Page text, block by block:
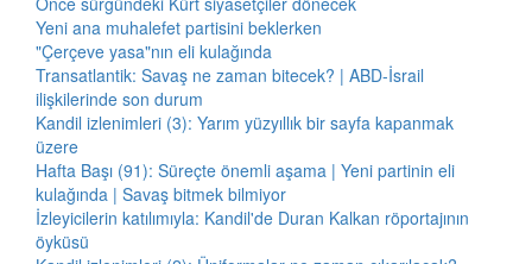
Yeni ana muhalefet partisini beklerken
"Çerçeve yasa"nın eli kulağında
Transatlantik: Savaş ne zaman bitecek? | ABD-İsrail
ilişkilerinde son durum
Kandil izlenimleri (3): Yarım yüzyıllık bir sayfa kapanmak
üzere
Hafta Başı (91): Süreçte önemli aşama | Yeni partinin eli
kulağında | Savaş bitmek bilmiyor
İzleyicilerin katılımıyla: Kandil'de Duran Kalkan röportajının
öyküsü